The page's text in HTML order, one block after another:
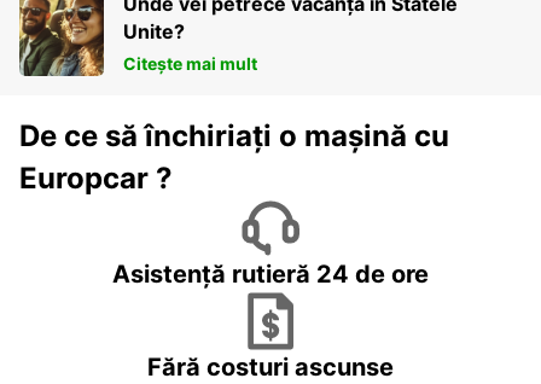
Unite?
Citește mai mult
De ce să închiriați o mașină cu
Europcar ?
Asistență rutieră 24 de ore
Fără costuri ascunse